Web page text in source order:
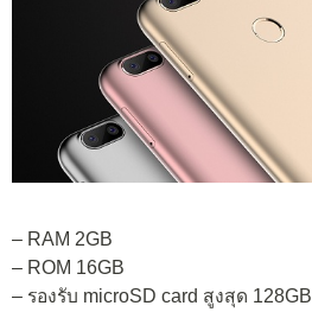
– RAM 2GB
– ROM 16GB
– รองรับ microSD card สูงสุด 128GB